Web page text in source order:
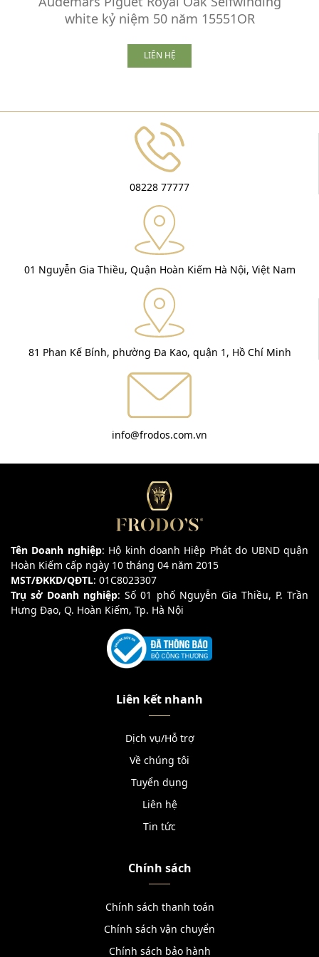
white kỷ niệm 50 năm 15551OR
LIÊN HỆ
08228 77777
01 Nguyễn Gia Thiều, Quận Hoàn Kiếm Hà Nội, Việt Nam
81 Phan Kế Bính, phường Đa Kao, quận 1, Hồ Chí Minh
info@frodos.com.vn
Tên Doanh nghiệp: Hộ kinh doanh Hiệp Phát do UBND quận
Hoàn Kiếm cấp ngày 10 tháng 04 năm 2015
MST/ĐKKD/QĐTL: 01C8023307
Trụ sở Doanh nghiệp: Số 01 phố Nguyễn Gia Thiều, P. Trần
Hưng Đạo, Q. Hoàn Kiếm, Tp. Hà Nội
Liên kết nhanh
Dịch vụ/Hỗ trợ
Về chúng tôi
Tuyển dụng
Liên hệ
Tin tức
Chính sách
Chính sách thanh toán
Chính sách vận chuyển
Chính sách bảo hành